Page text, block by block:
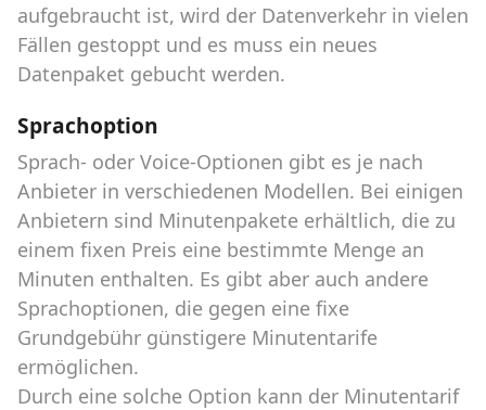
aufgebraucht ist, wird der Datenverkehr in vielen
Fällen gestoppt und es muss ein neues
Datenpaket gebucht werden.
Sprachoption
Sprach- oder Voice-Optionen gibt es je nach
Anbieter in verschiedenen Modellen. Bei einigen
Anbietern sind Minutenpakete erhältlich, die zu
einem fixen Preis eine bestimmte Menge an
Minuten enthalten. Es gibt aber auch andere
Sprachoptionen, die gegen eine fixe
Grundgebühr günstigere Minutentarife
ermöglichen.
Durch eine solche Option kann der Minutentarif